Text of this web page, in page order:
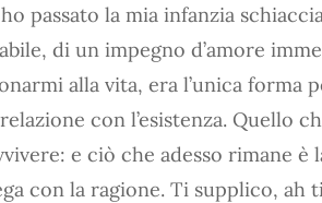
passato la mia infanzia
di un impegno d’amore
alla vita, era l’unica forma
con l’esistenza. Quello
e ciò che adesso rimane è
con la ragione. Ti supplico, ah